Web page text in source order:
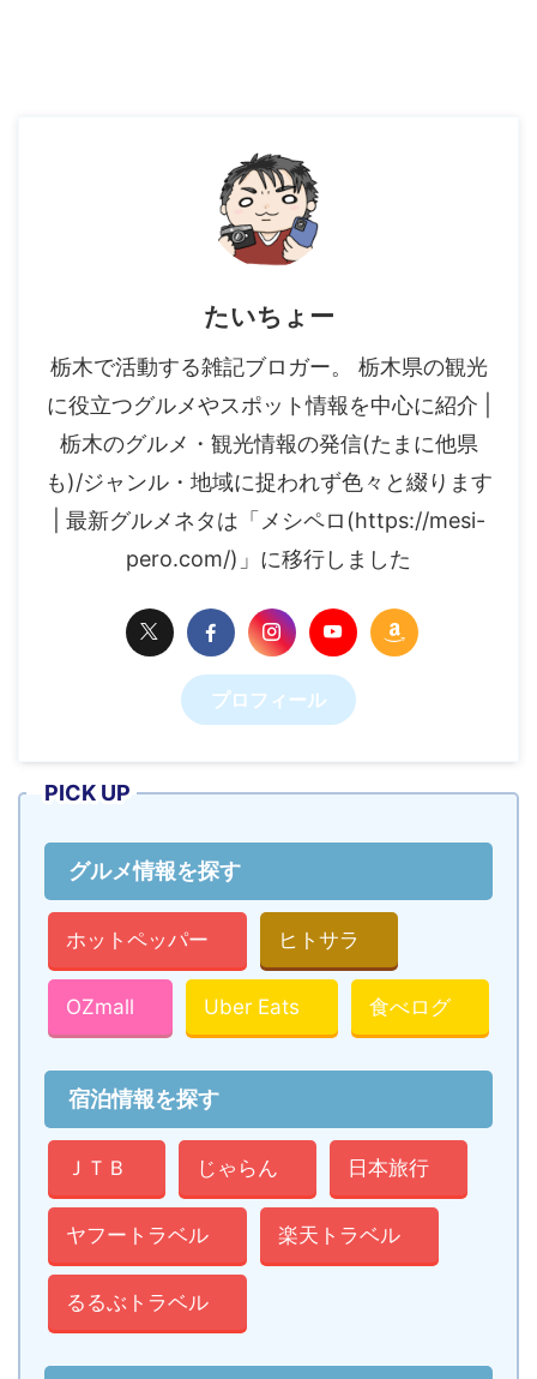
たいちょー
栃木で活動する雑記ブロガー。 栃木県の観光
に役立つグルメやスポット情報を中心に紹介 |
栃木のグルメ・観光情報の発信(たまに他県
も)/ジャンル・地域に捉われず色々と綴ります
| 最新グルメネタは「メシペロ(https://mesi-
pero.com/)」に移行しました
プロフィール
PICK UP
グルメ情報を探す
ホットペッパー ヒトサラ
OZmall Uber Eats 食べログ
宿泊情報を探す
ＪＴＢ じゃらん 日本旅行
ヤフートラベル 楽天トラベル
るるぶトラベル